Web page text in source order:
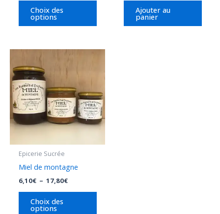
Choix des
options
produit
Ajouter au
panier
Epicerie Sucrée
Miel de montagne
6,10€ – 17,80€
à
17,80€
Choix des
options
plusieurs
variations.
Les
options